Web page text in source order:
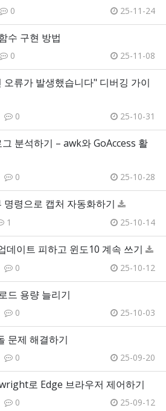
0 25-11-24
수 구현 방법
0 25-11-08
오류가 발생했습니다" 디버깅 가이
0 25-10-31
분석하기 – awk와 GoAccess 활
0 25-10-28
명령으로 캡처 자동화하기
1 25-10-14
데이트 피하고 윈도10 계속 쓰기
0 25-10-12
드 용량 늘리기
0 25-10-03
문제 해결하기
0 25-09-20
로 Edge 브라우저 제어하기
0 25-09-12